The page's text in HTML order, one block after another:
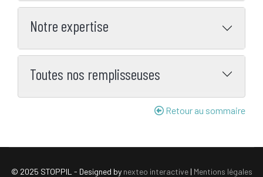
Notre expertise
Toutes nos remplisseuses
Retour au sommaire
© 2025 STOPPIL - Designed by nexteo interactive| Mentions légales